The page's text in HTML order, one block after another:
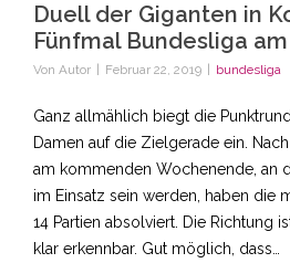
Duell der Giganten in
Fünfmal Bundesliga
Von Autor Februar 22, 2019 bundesliga
Ganz allmählich biegt die
Damen auf die Zielgerade ein.
am kommenden Wochenende, an
im Einsatz sein werden, haben die
14 Partien absolviert. Die Richtung
klar erkennbar. Gut möglich, dass…